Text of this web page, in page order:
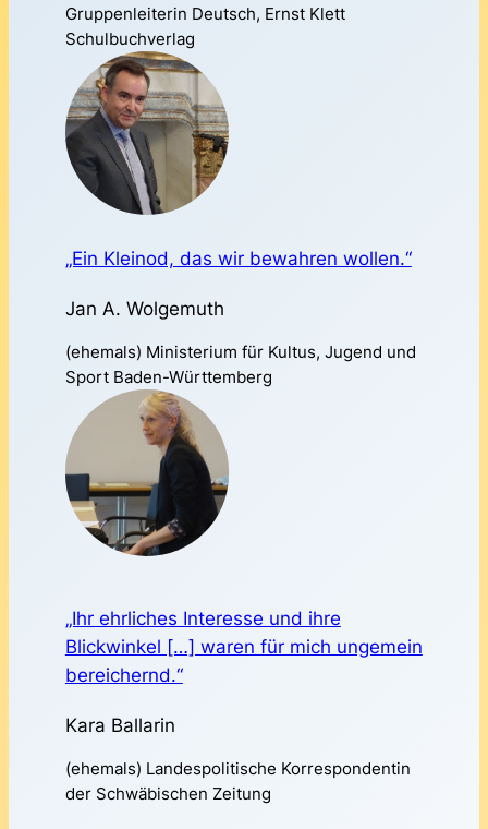
Gruppenleiterin Deutsch, Ernst Klett
Schulbuchverlag
„Ein Kleinod, das wir bewahren wollen.“
Jan A. Wolgemuth
(ehemals) Ministerium für Kultus, Jugend und
Sport Baden-Württemberg
„Ihr ehrliches Interesse und ihre
Blickwinkel […] waren für mich ungemein
bereichernd.“
Kara Ballarin
(ehemals) Landespolitische Korrespondentin
der Schwäbischen Zeitung